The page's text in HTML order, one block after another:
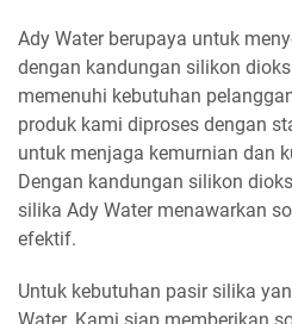
Ady Water berupaya untuk
dengan kandungan silikon
memenuhi kebutuhan
produk kami diproses dengan
untuk menjaga kemurnian dan
Dengan kandungan silikon
silika Ady Water menawarkan
efektif.
Untuk kebutuhan pasir silika